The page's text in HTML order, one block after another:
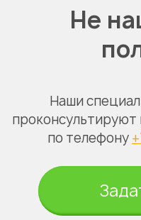
Не
Наши
проконсультируют
по телефону